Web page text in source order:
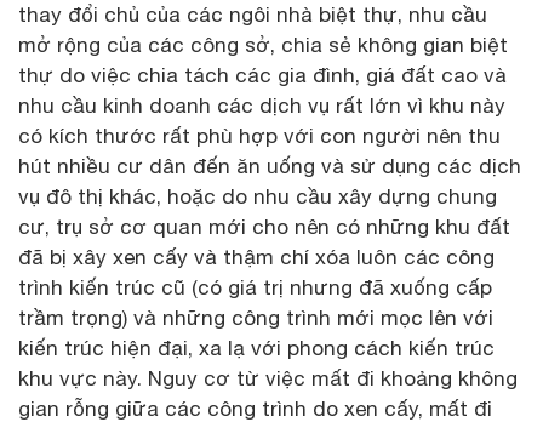
thay đổi chủ của các ngôi nhà biệt thự, nhu cầu
mở rộng của các công sở, chia sẻ không gian biệt
thự do việc chia tách các gia đình, giá đất cao và
nhu cầu kinh doanh các dịch vụ rất lớn vì khu này
có kích thước rất phù hợp với con người nên thu
hút nhiều cư dân đến ăn uống và sử dụng các dịch
vụ đô thị khác, hoặc do nhu cầu xây dựng chung
cư, trụ sở cơ quan mới cho nên có những khu đất
đã bị xây xen cấy và thậm chí xóa luôn các công
trình kiến trúc cũ (có giá trị nhưng đã xuống cấp
trầm trọng) và những công trình mới mọc lên với
kiến trúc hiện đại, xa lạ với phong cách kiến trúc
khu vực này. Nguy cơ từ việc mất đi khoảng không
gian rỗng giữa các công trình do xen cấy, mất đi